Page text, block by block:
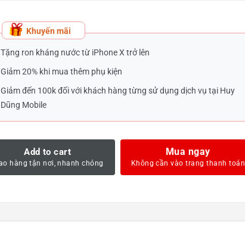
Add to cart Mua ngay
Khuyến mãi
Tặng ron kháng nước từ iPhone X trở lên
Giảm 20% khi mua thêm phụ kiện
Giảm đến 100k đối với khách hàng từng sử dụng dịch vụ tại Huy
Dũng Mobile